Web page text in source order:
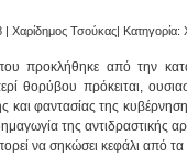
| Χαρίδημος Τσούκας| Κατηγορία:
προκλήθηκε από την
θορύβου πρόκειται,
και φαντασίας της
της αντιδραστικής
να σηκώσει κεφάλι από